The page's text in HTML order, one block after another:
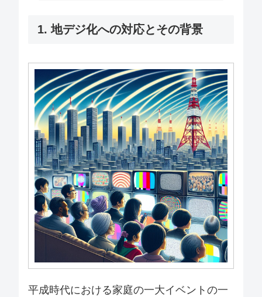
1. 地デジ化への対応とその背景
平成時代における家庭の一大イベントの一